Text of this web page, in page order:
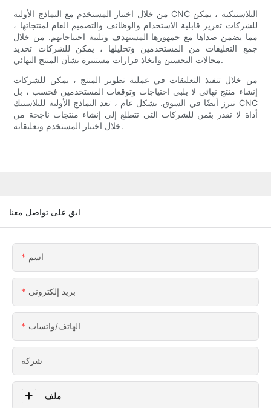
من خلال اختبار المستخدم مع النماذج الأولية CNC البلاستيكية ، يمكن
للشركات تعزيز قابلية الاستخدام والوظائف والتصميم العام لمنتجاتها ،
مما يضمن صداها مع جمهورها المستهدف وتلبية احتياجاتهم. من خلال
جمع التعليقات من المستخدمين وتحليلها ، يمكن للشركات تحديد
مجالات التحسين واتخاذ قرارات مستنيرة بشأن المنتج النهائي.
من خلال تنفيذ التعليقات في عملية تطوير المنتج ، يمكن للشركات
إنشاء منتج نهائي لا يلبي احتياجات وتوقعات المستخدمين فحسب ، بل
تبرز أيضًا في السوق. بشكل عام ، تعد النماذج الأولية للبلاستيك CNC
أداة لا تقدر بثمن للشركات التي تتطلع إلى إنشاء منتجات ناجحة من
خلال اختبار المستخدم وتعليقاته.
ابق على تواصل معنا
اسم
بريد إلكتروني
الهاتف/واتساب
شركة
ملف